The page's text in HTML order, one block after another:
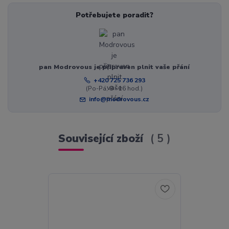
Potřebujete poradit?
pan Modrovous je připraven plnit vaše přání
+420 725 736 293
(Po-Pá, 8 - 16 hod.)
info@modrovous.cz
Související zboží 5